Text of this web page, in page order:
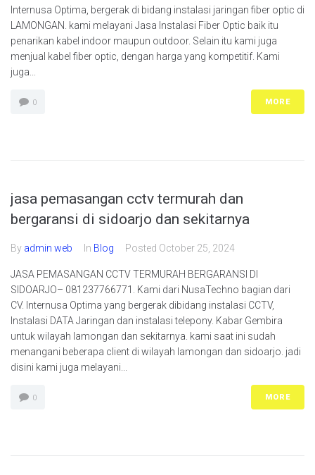
Internusa Optima, bergerak di bidang instalasi jaringan fiber optic di
LAMONGAN. kami melayani Jasa Instalasi Fiber Optic baik itu
penarikan kabel indoor maupun outdoor. Selain itu kami juga
menjual kabel fiber optic, dengan harga yang kompetitif. Kami
juga...
0 MORE
jasa pemasangan cctv termurah dan
bergaransi di sidoarjo dan sekitarnya
By admin web In Blog Posted October 25, 2024
JASA PEMASANGAN CCTV TERMURAH BERGARANSI DI
SIDOARJO– 081237766771. Kami dari NusaTechno bagian dari
CV. Internusa Optima yang bergerak dibidang instalasi CCTV,
Instalasi DATA Jaringan dan instalasi telepony. Kabar Gembira
untuk wilayah lamongan dan sekitarnya. kami saat ini sudah
menangani beberapa client di wilayah lamongan dan sidoarjo. jadi
disini kami juga melayani...
0 MORE